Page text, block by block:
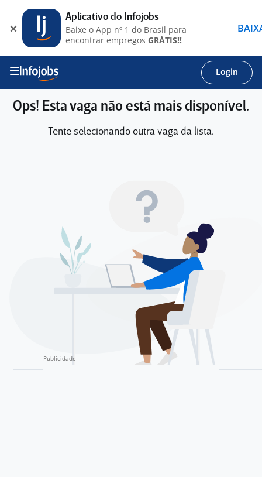
Login
Ops! Esta vaga não está mais disponível.
Tente selecionando outra vaga da lista.
Aplicativo do Infojobs
Baixe o App nº 1 do Brasil para
encontrar empregos GRÁTIS!!